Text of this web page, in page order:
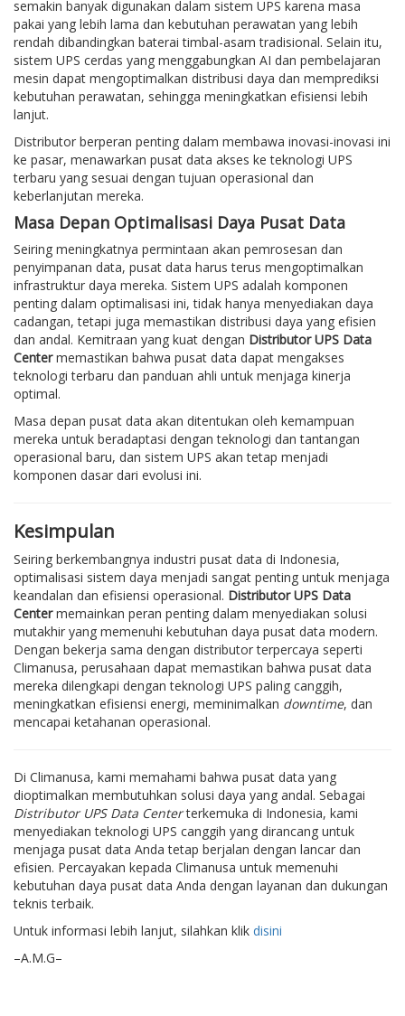
semakin banyak digunakan dalam sistem UPS karena masa
pakai yang lebih lama dan kebutuhan perawatan yang lebih
rendah dibandingkan baterai timbal-asam tradisional. Selain itu,
sistem UPS cerdas yang menggabungkan AI dan pembelajaran
mesin dapat mengoptimalkan distribusi daya dan memprediksi
kebutuhan perawatan, sehingga meningkatkan efisiensi lebih
lanjut.
Distributor berperan penting dalam membawa inovasi-inovasi ini
ke pasar, menawarkan pusat data akses ke teknologi UPS
terbaru yang sesuai dengan tujuan operasional dan
keberlanjutan mereka.
Masa Depan Optimalisasi Daya Pusat Data
Seiring meningkatnya permintaan akan pemrosesan dan
penyimpanan data, pusat data harus terus mengoptimalkan
infrastruktur daya mereka. Sistem UPS adalah komponen
penting dalam optimalisasi ini, tidak hanya menyediakan daya
cadangan, tetapi juga memastikan distribusi daya yang efisien
dan andal. Kemitraan yang kuat dengan Distributor UPS Data
Centermemastikan bahwa pusat data dapat mengakses
teknologi terbaru dan panduan ahli untuk menjaga kinerja
optimal.
Masa depan pusat data akan ditentukan oleh kemampuan
mereka untuk beradaptasi dengan teknologi dan tantangan
operasional baru, dan sistem UPS akan tetap menjadi
komponen dasar dari evolusi ini.
Kesimpulan
Seiring berkembangnya industri pusat data di Indonesia,
optimalisasi sistem daya menjadi sangat penting untuk menjaga
keandalan dan efisiensi operasional. Distributor UPS Data
Centermemainkan peran penting dalam menyediakan solusi
mutakhir yang memenuhi kebutuhan daya pusat data modern.
Dengan bekerja sama dengan distributor terpercaya seperti
Climanusa, perusahaan dapat memastikan bahwa pusat data
mereka dilengkapi dengan teknologi UPS paling canggih,
meningkatkan efisiensi energi, meminimalkan downtime, dan
mencapai ketahanan operasional.
Di Climanusa, kami memahami bahwa pusat data yang
dioptimalkan membutuhkan solusi daya yang andal. Sebagai
Distributor UPS Data Centerterkemuka di Indonesia, kami
menyediakan teknologi UPS canggih yang dirancang untuk
menjaga pusat data Anda tetap berjalan dengan lancar dan
efisien. Percayakan kepada Climanusa untuk memenuhi
kebutuhan daya pusat data Anda dengan layanan dan dukungan
teknis terbaik.
Untuk informasi lebih lanjut, silahkan klik disini
–A.M.G–